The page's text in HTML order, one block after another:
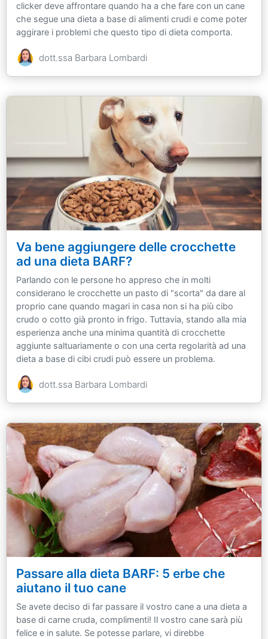
clicker deve affrontare quando ha a che fare con un cane
che segue una dieta a base di alimenti crudi e come poter
aggirare i problemi che questo tipo di dieta comporta.
dott.ssa Barbara Lombardi
Va bene aggiungere delle crocchette
ad una dieta BARF?
Parlando con le persone ho appreso che in molti
considerano le crocchette un pasto di "scorta" da dare al
proprio cane quando magari in casa non si ha più cibo
crudo o cotto già pronto in frigo. Tuttavia, stando alla mia
esperienza anche una minima quantità di crocchette
aggiunte saltuariamente o con una certa regolarità ad una
dieta a base di cibi crudi può essere un problema.
dott.ssa Barbara Lombardi
Passare alla dieta BARF: 5 erbe che
aiutano il tuo cane
Se avete deciso di far passare il vostro cane a una dieta a
base di carne cruda, complimenti! Il vostro cane sarà più
felice e in salute. Se potesse parlare, vi direbbe